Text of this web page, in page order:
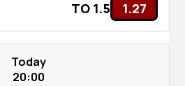
TO 1.5 1.27
Today
20:00